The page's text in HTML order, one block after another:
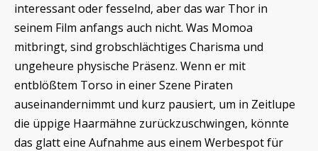
interessant oder fesselnd, aber das war Thor in
seinem Film anfangs auch nicht. Was Momoa
mitbringt, sind grobschlächtiges Charisma und
ungeheure physische Präsenz. Wenn er mit
entblößtem Torso in einer Szene Piraten
auseinandernimmt und kurz pausiert, um in Zeitlupe
die üppige Haarmähne zurückzuschwingen, könnte
das glatt eine Aufnahme aus einem Werbespot für